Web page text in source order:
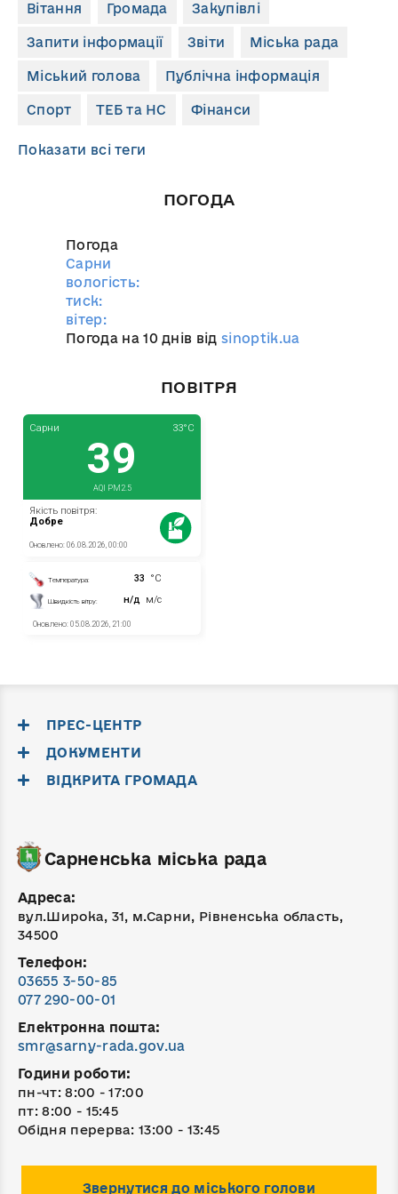
Вітання Громада Закупівлі
Запити інформації Звіти Міська рада
Міський голова Публічна інформація
Спорт ТЕБ та НС Фінанси
Показати всі теги
ПОГОДА
Погода
Сарни
вологість:
тиск:
вітер:
Погода на 10 днів відsinoptik.ua
ПОВІТРЯ
ПРЕС-ЦЕНТР
ДОКУМЕНТИ
ВІДКРИТА ГРОМАДА
Сарненська міська рада
Адреса:
вул.Широка, 31, м.Сарни, Рівненська область,
34500
Телефон:
03655 3-50-85
077 290-00-01
Електронна пошта:
smr@sarny-rada.gov.ua
Години роботи:
пн-чт: 8:00 - 17:00
пт: 8:00 - 15:45
Обідня перерва: 13:00 - 13:45
Звернутися до міського голови